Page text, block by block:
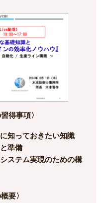
得事項〉
知っておきたい知識
準備
ステム実現のための構
要〉